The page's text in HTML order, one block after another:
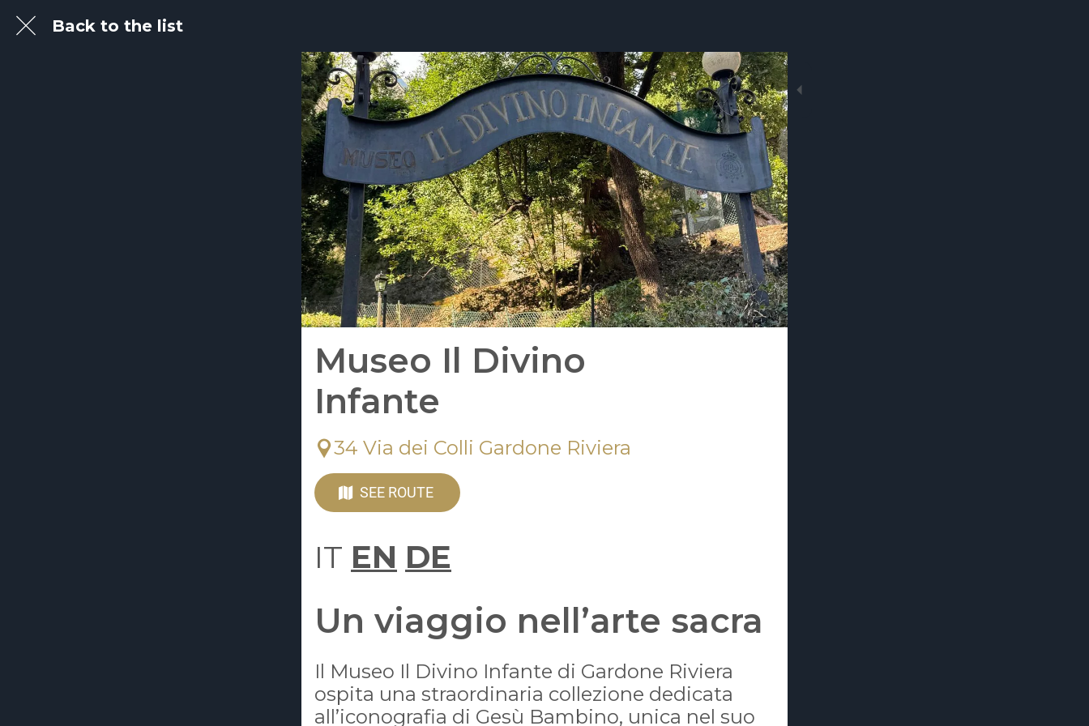
Back to the list
Museo Il Divino
Infante
34 Via dei Colli Gardone Riviera
SEE ROUTE
IT EN DE
Un viaggio nell’arte sacra
Il Museo Il Divino Infante di Gardone Riviera
ospita una straordinaria collezione dedicata
all’iconografia di Gesù Bambino, unica nel suo